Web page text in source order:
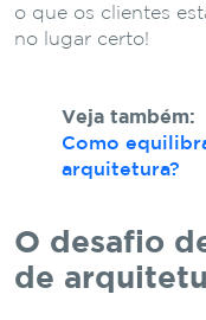
o que os clientes
no lugar certo!
Veja também:
Como
arquitetura?
O desafio
de